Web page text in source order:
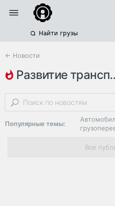
Найти грузы
← Новости
развитие транспортной системы
транспортная инфраструктура
Популярные темы:
логистика
Все